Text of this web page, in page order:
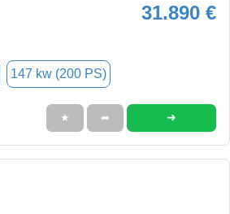
31.890 €
147 kw (200 PS)
★ ➦ ➜